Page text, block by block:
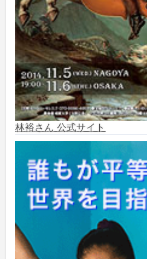
2024年9月
2024年8月
2024年7月
2024年6月
2024年5月
2024年2月
2023年8月
2023年5月
林裕さん 公式サイト